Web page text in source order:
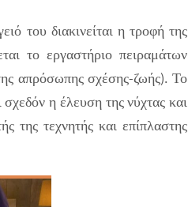
του διακινείται η τροφή της
το εργαστήριο πειραμάτων
απρόσωπης σχέσης-ζωής). Το
η έλευση της νύχτας και
της τεχνητής και επίπλαστης